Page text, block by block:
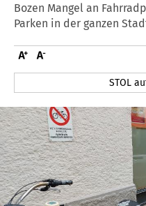
Bozen Mangel an
Parken in der ganzen
STOL